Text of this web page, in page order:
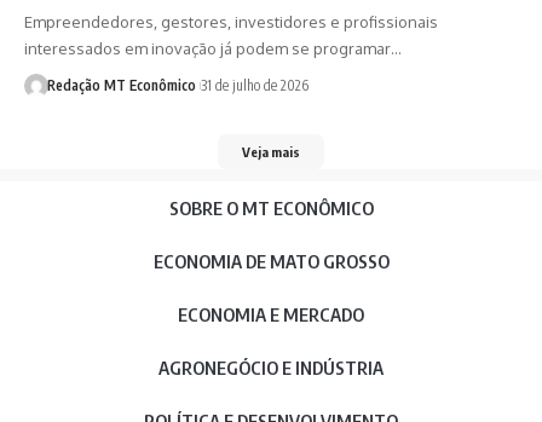
Empreendedores, gestores, investidores e profissionais
interessados em inovação já podem se programar…
Redação MT Econômico 31 de julho de 2026
Veja mais
SOBRE O MT ECONÔMICO
ECONOMIA DE MATO GROSSO
ECONOMIA E MERCADO
AGRONEGÓCIO E INDÚSTRIA